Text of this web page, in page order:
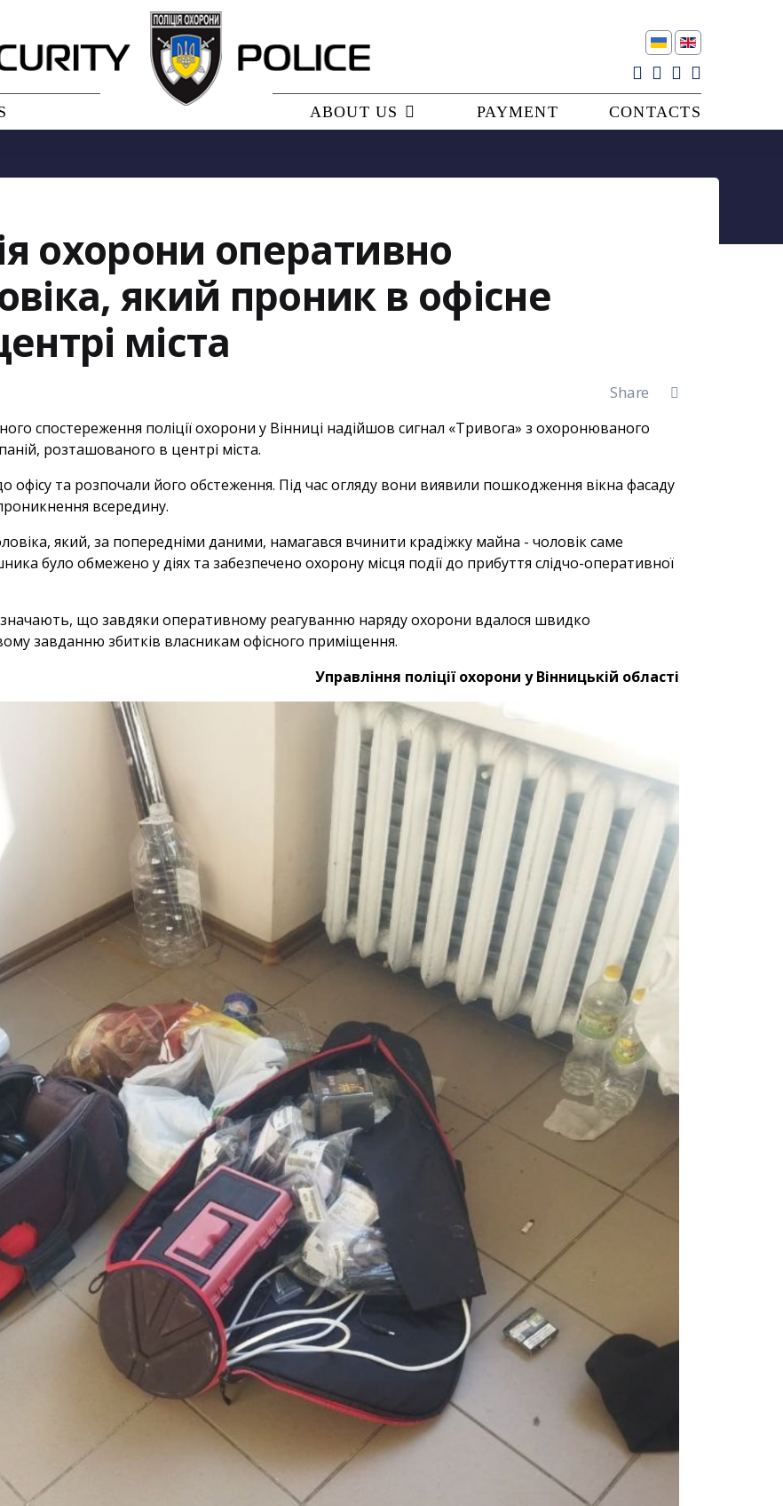
ABOUT US PAYMENT CONTACTS
охорони оперативно
який проник в офісне
міста
Share
спостереження поліції охорони у Вінниці надійшов сигнал «Тривога» з охоронюваного
розташованого в центрі міста.
офісу та розпочали його обстеження. Під час огляду вони виявили пошкодження вікна фасаду
всередину.
який, за попередніми даними, намагався вчинити крадіжку майна - чоловік саме
було обмежено у діях та забезпечено охорону місця події до прибуття слідчо-оперативної
що завдяки оперативному реагуванню наряду охорони вдалося швидко
завданню збитків власникам офісного приміщення.
Управління поліції охорони у Вінницькій області